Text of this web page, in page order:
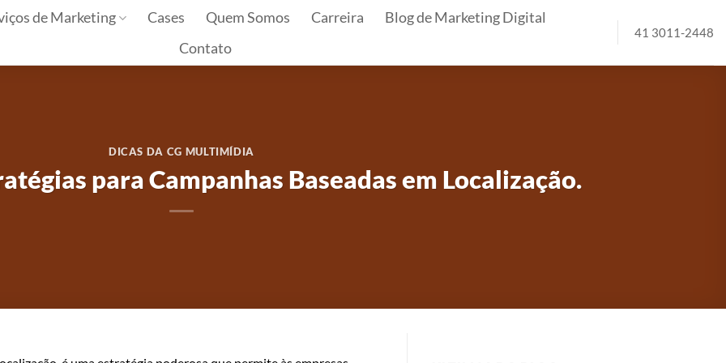
de Marketing Cases Quem Somos Carreira
Blog de Marketing Digital
Contato
41 3011-2448
DICAS DA CG MULTIMÍDIA
para Campanhas Baseadas em Localização.